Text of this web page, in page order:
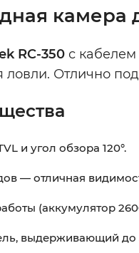
камера
RC-350 с кабелем
ловли. Отлично
и угол обзора 120°.
— отличная
(аккумулятор
выдерживающий до